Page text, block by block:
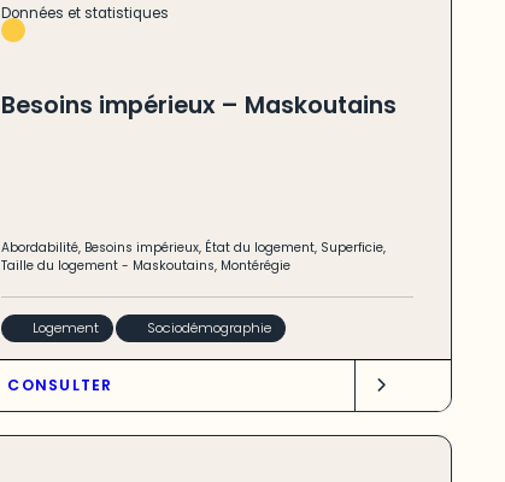
Données et statistiques
Besoins impérieux – Maskoutains
Abordabilité, Besoins impérieux, État du logement, Superficie,
Taille du logement- Maskoutains, Montérégie
Logement Sociodémographie
CONSULTER